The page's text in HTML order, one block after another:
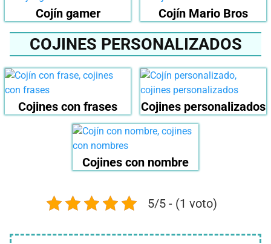
Cojín gamer Cojín Mario Bros
COJINES PERSONALIZADOS
Cojines con frases Cojines personalizados
Cojines con nombre
5/5 - (1 voto)